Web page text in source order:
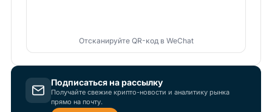
Отсканируйте QR-код в WeChat
Подписаться на рассылку
Получайте свежие крипто-новости и аналитику рынка
прямо на почту.